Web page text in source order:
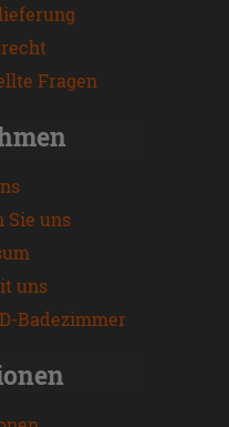
Fragen
Sie uns
uns
Badezimmer